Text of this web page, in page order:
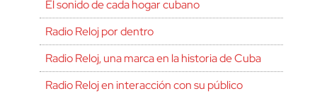
El sonido de cada hogar cubano
Radio Reloj por dentro
Radio Reloj, una marca en la historia de Cuba
Radio Reloj en interacción con su público